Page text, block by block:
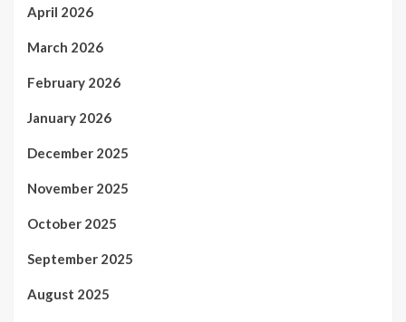
April 2026
March 2026
February 2026
January 2026
December 2025
November 2025
October 2025
September 2025
August 2025